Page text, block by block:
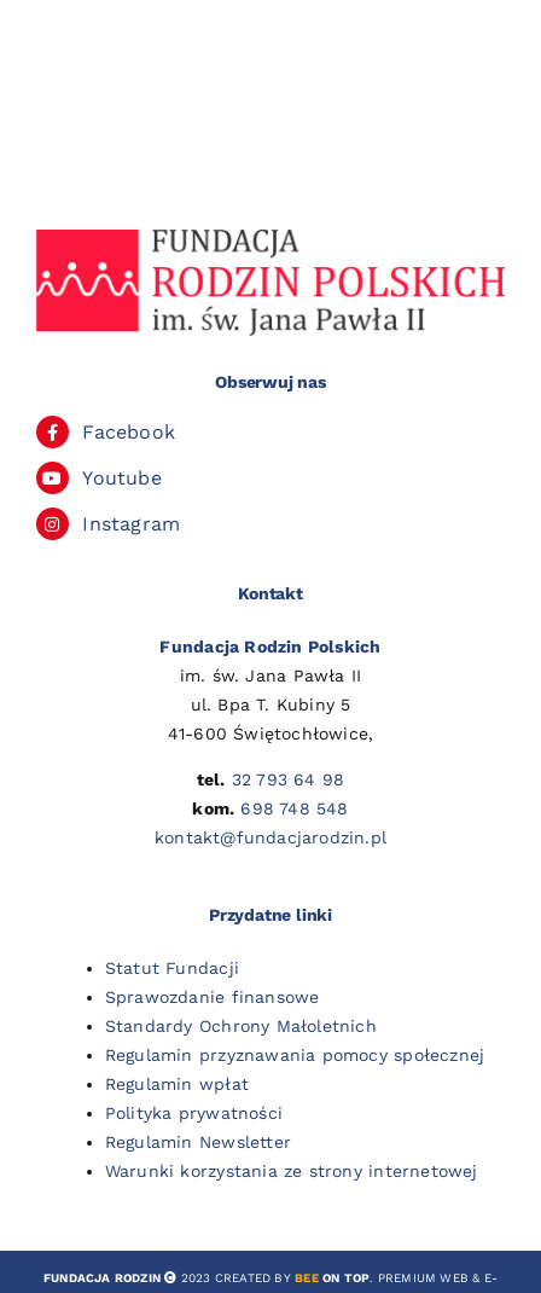
Obserwuj nas
Facebook
Youtube
Instagram
Kontakt
Fundacja Rodzin Polskich
im. św. Jana Pawła II
ul. Bpa T. Kubiny 5
41-600 Świętochłowice,
tel. 32 793 64 98
kom. 698 748 548
kontakt@fundacjarodzin.pl
Przydatne linki
Statut Fundacji
Sprawozdanie finansowe
Standardy Ochrony Małoletnich
Regulamin przyznawania pomocy społecznej
Regulamin wpłat
Polityka prywatności
Regulamin Newsletter
Warunki korzystania ze strony internetowej
FUNDACJA RODZIN 2023 CREATED BYBEEON TOP . PREMIUM WEB & E-